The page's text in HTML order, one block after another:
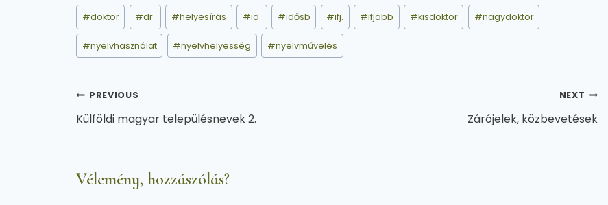
Post
Tags:
#doktor #dr. #helyesírás #id. #idősb #ifj. #ifjabb #kisdoktor #nagydoktor
#nyelvhasználat #nyelvhelyesség #nyelvművelés
Bejegyzés
PREVIOUS
Külföldi magyar településnevek 2.
NEXT
Zárójelek, közbevetések
Vélemény, hozzászólás?